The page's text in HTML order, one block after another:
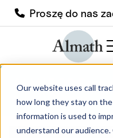
Our website uses call
how long they stay on
information is used to
understand our
Proszę do nas
ALM1ROD Pręt
x L1000mm